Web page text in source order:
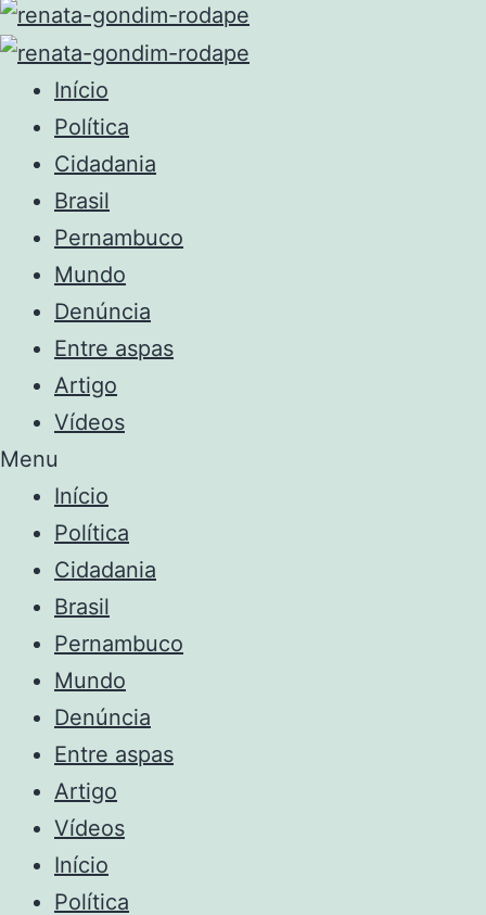
Início
Política
Cidadania
Brasil
Pernambuco
Mundo
Denúncia
Entre aspas
Artigo
Vídeos
Menu
Início
Política
Cidadania
Brasil
Pernambuco
Mundo
Denúncia
Entre aspas
Artigo
Vídeos
Início
Política